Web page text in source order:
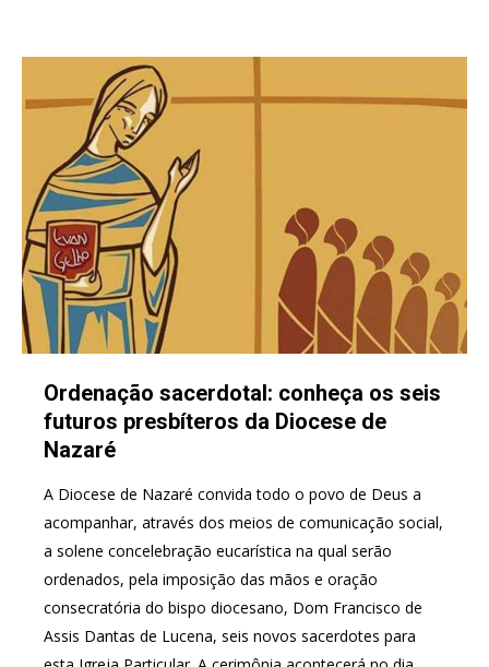
Ordenação sacerdotal: conheça os seis
futuros presbíteros da Diocese de
Nazaré
A Diocese de Nazaré convida todo o povo de Deus a
acompanhar, através dos meios de comunicação social,
a solene concelebração eucarística na qual serão
ordenados, pela imposição das mãos e oração
consecratória do bispo diocesano, Dom Francisco de
Assis Dantas de Lucena, seis novos sacerdotes para